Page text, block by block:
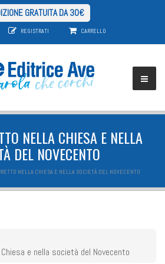
GRATUITA DA 30€
REGISTRATI CARRELLO
NELLA CHIESA E NELLA
DEL NOVECENTO
NELLA CHIESA E NELLA SOCIETÀ DEL NOVECENTO
e nella società del Novecento